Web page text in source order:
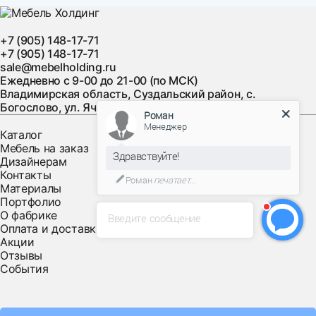
- зона 1 (от ТТК до мкада): +1500 руб.
- зона 2 (от ТТК до садового кольца): + 2250р
- зона 3 (садовое кольцо) : +3000р
График доставки товара в дневное время:
- понедельник с 21.00 до 23.00
- вторник с 8.00 до 16.00
- среда с 21.00 до 23.00
- четверг с 8.00 до 16.00
- пятница с 21.00 до 23.00
- суббота с 8.00 до 16.00.
А так же клиенты из других регионов РФ могут получить
нашу мебель через любую Транспортную Компанию,
которую они сами предпочтут , оформив самовывоз с
фабрики с ее помощью.
+7 (905) 148-17-71
+7 (905) 148-17-71
sale@mebelholding.ru
Ежедневно с 9-00 до 21-00 (по МСК)
Владимирская область, Суздальский район, с.
Богослово, ул. Ячменная, д. 10
Каталог
Мебель на заказ
Дизайнерам
Контакты
Материалы
Портфолио
О фабрике
Оплата и доставка
Акции
Отзывы
События
Введите сообщение
Роман
Менеджер
Здравствуйте!
Романпечатает...